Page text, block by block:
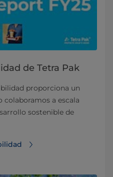
de Tetra Pak
proporciona un
a escala
sostenible de